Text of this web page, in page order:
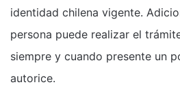
identidad chilena vigente.
persona puede realizar el
siempre y cuando presente un
autorice.